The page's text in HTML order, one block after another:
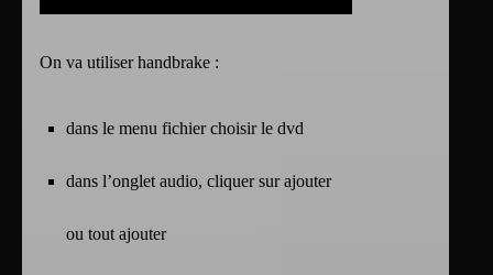
On va utiliser handbrake :
dans le menu fichier choisir le dvd
dans l’onglet audio, cliquer sur ajouter
ou tout ajouter